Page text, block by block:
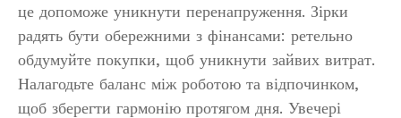
це допоможе уникнути перенапруження. Зірки
радять бути обережними з фінансами: ретельно
обдумуйте покупки, щоб уникнути зайвих витрат.
Налагодьте баланс між роботою та відпочинком,
щоб зберегти гармонію протягом дня. Увечері